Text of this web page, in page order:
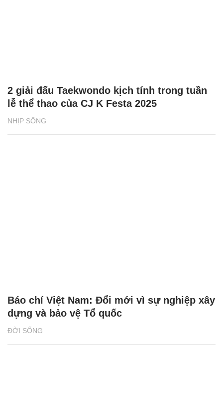
NHỊP SỐNG
2 giải đấu Taekwondo kịch tính trong tuần
lễ thể thao của CJ K Festa 2025
ĐỜI SỐNG
Báo chí Việt Nam: Đổi mới vì sự nghiệp xây
dựng và bảo vệ Tổ quốc